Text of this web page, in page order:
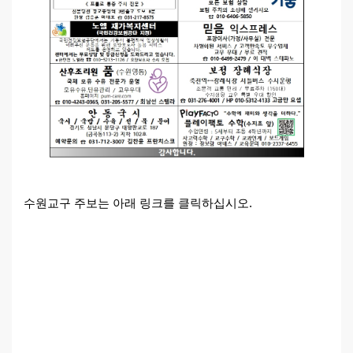
수원교구 주보는 아래 링크를 클릭하십시오.